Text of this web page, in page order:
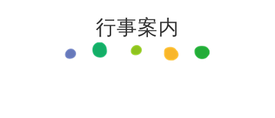
行事案内